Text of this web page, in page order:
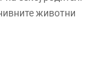
животни